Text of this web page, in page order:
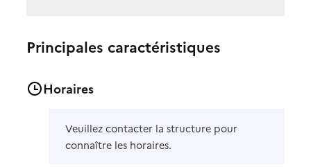
Principales caractéristiques
Horaires
Veuillez contacter la structure pour
connaître les horaires.